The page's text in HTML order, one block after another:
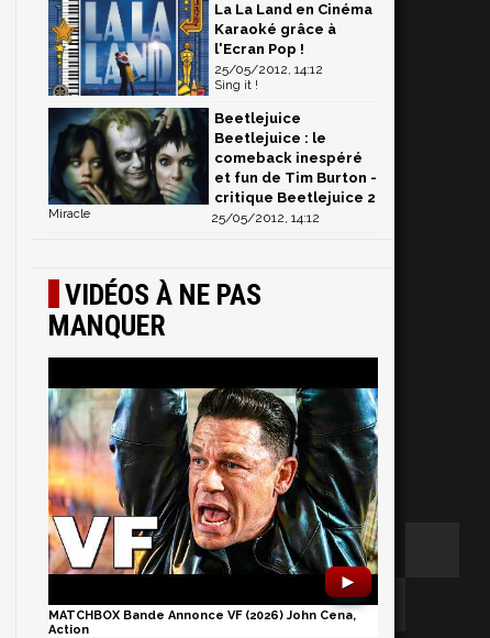
La La Land en Cinéma
Karaoké grâce à
l'Ecran Pop !
25/05/2012, 14:12
Sing it !
Beetlejuice
Beetlejuice : le
comeback inespéré
et fun de Tim Burton -
critique Beetlejuice 2
25/05/2012, 14:12
Miracle
VIDÉOS À NE PAS
MANQUER
►
MATCHBOX Bande Annonce VF (2026) John Cena,
Action